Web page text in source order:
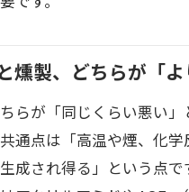
燻製、どちらが「よ
らが「同じくらい悪い」
通点は「高温や煙、化学
成され得る」という点で